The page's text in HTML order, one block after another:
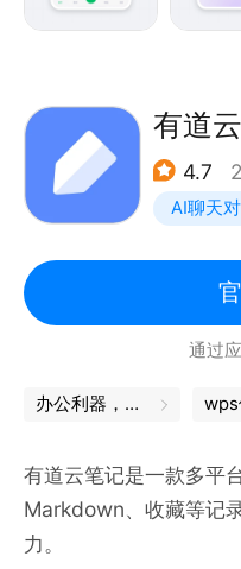
- 知识信息永久保存，随
【信息收集】
- 集中收藏来自社交媒
- 拍照扫描书籍、纸张
保存
- 使用 OCR 文字识别
- 笔记中支持插入
- 一键应用笔记模板，提
有道
4.7
AI聊天
通过
办公利器，让工作更轻松 wps
有道云笔记是一款多平
Markdown、收藏等记
力。